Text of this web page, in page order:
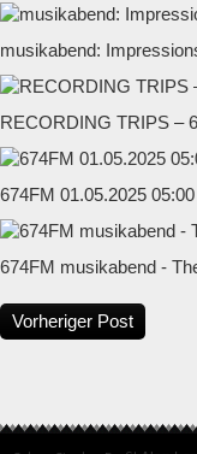
musikabend:
RECORDING TRIPS –
674FM 01.05.2025
674FM musikabend -
Vorheriger Post